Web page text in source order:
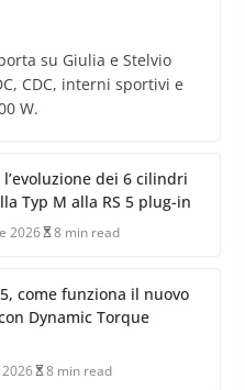
su Giulia e Stelvio
CDC, interni sportivi e
W.
l’evoluzione dei 6 cilindri
Typ M alla RS 5 plug-in
2026 8 min read
come funziona il nuovo
Dynamic Torque
8 min read